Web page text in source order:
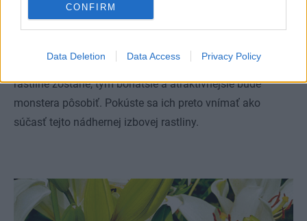
CONFIRM
Data Deletion Data Access Privacy Policy
korene z nejakého dôvodu zavadzajú, môžete ich skrátiť
tesne pri stonke (najlepšie ostrým rezom) – vždy však iba
poškodené. V každom prípade platí, že čím viac ich na
rastline zostane, tým bohatšie a atraktívnejšie bude
monstera pôsobiť. Pokúste sa ich preto vnímať ako
súčasť tejto nádhernej izbovej rastliny.